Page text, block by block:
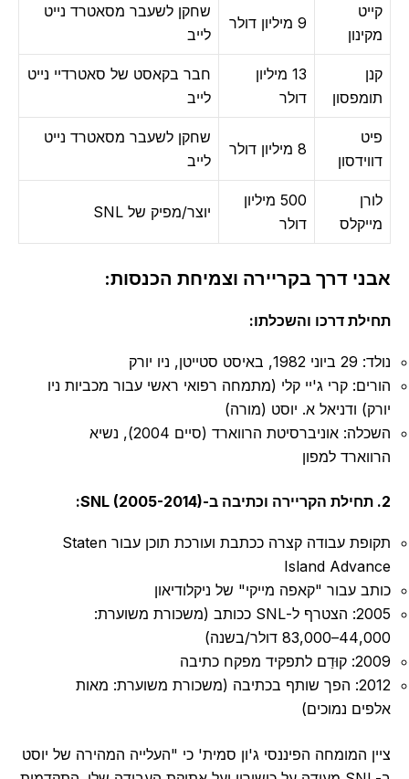
קייט
מקינון
9 מיליון דולר
שחקן לשעבר מסאטרד נייט
לייב
קנן
תומפסון
13 מיליון
דולר
חבר בקאסט של סאטרדיי נייט
לייב
פיט
דווידסון
8 מיליון דולר
שחקן לשעבר מסאטרד נייט
לייב
לורן
מייקלס
500 מיליון
דולר
יוצר/מפיק של SNL
אבני דרך בקריירה וצמיחת הכנסות:
תחילת דרכו והשכלתו:
נולד: 29 ביוני 1982, באיסט סטייטן, ניו יורק
הורים: קרי ג'יי קלי (מתמחה רפואי ראשי עבור מכביות ניו
יורק) ודניאל א. יוסט (מורה)
השכלה: אוניברסיטת הרווארד (סיים 2004), נשיא
הרווארד למפון
2. תחילת הקריירה וכתיבה ב-SNL (2005-2014):
תקופת עבודה קצרה ככתבת ועורכת תוכן עבור Staten
Island Advance
כותב עבור "קאפה מייקי" של ניקלודיאון
2005: הצטרף ל-SNL ככותב (משכורת משוערת:
44,000–83,000 דולר/בשנה)
2009: קוּדַם לתפקיד מפקח כתיבה
2012: הפך שותף בכתיבה (משכורת משוערת: מאות
אלפים נמוכים)
ציין המומחה הפיננסי ג'ון סמית' כי "העלייה המהירה של יוסט